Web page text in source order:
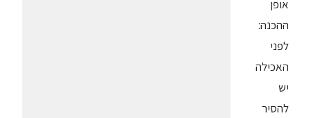
אופן
ההכנה:
לפני
האכילה
יש
להסיר